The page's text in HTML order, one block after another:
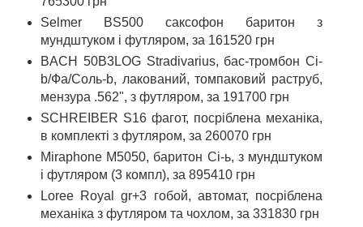
Selmer BS500 саксофон баритон з
мундштуком і футляром, за 161520 грн
BACH 50B3LOG Stradivarius, бас-тромбон Сі-
b/Фа/Соль-b, лакований, томпаковий раструб,
мензура .562", з футляром, за 191700 грн
SCHREIBER S16 фагот, посріблена механіка,
в комплекті з футляром, за 260070 грн
Miraphone M5050, баритон Сі-ь, з мундштуком
і футляром (3 компл), за 895410 грн
Loree Royal gr+3 гобой, автомат, посріблена
механіка з футляром та чохлом, за 331830 грн